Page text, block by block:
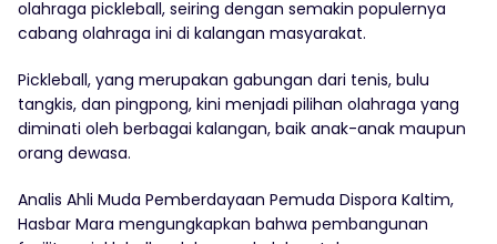
olahraga pickleball, seiring dengan semakin populernya
cabang olahraga ini di kalangan masyarakat.
Pickleball, yang merupakan gabungan dari tenis, bulu
tangkis, dan pingpong, kini menjadi pilihan olahraga yang
diminati oleh berbagai kalangan, baik anak-anak maupun
orang dewasa.
Analis Ahli Muda Pemberdayaan Pemuda Dispora Kaltim,
Hasbar Mara mengungkapkan bahwa pembangunan